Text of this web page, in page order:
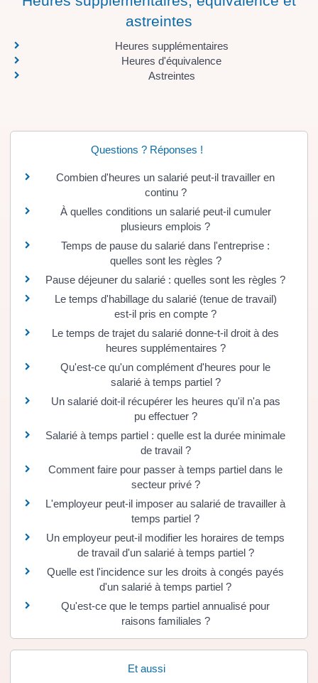
astreintes
Heures supplémentaires
Heures d'équivalence
Astreintes
Questions ? Réponses !
Combien d'heures un salarié peut-il travailler en
continu ?
À quelles conditions un salarié peut-il cumuler
plusieurs emplois ?
Temps de pause du salarié dans l'entreprise :
quelles sont les règles ?
Pause déjeuner du salarié : quelles sont les règles ?
Le temps d'habillage du salarié (tenue de travail)
est-il pris en compte ?
Le temps de trajet du salarié donne-t-il droit à des
heures supplémentaires ?
Qu'est-ce qu'un complément d'heures pour le
salarié à temps partiel ?
Un salarié doit-il récupérer les heures qu'il n'a pas
pu effectuer ?
Salarié à temps partiel : quelle est la durée minimale
de travail ?
Comment faire pour passer à temps partiel dans le
secteur privé ?
L'employeur peut-il imposer au salarié de travailler à
temps partiel ?
Un employeur peut-il modifier les horaires de temps
de travail d'un salarié à temps partiel ?
Quelle est l'incidence sur les droits à congés payés
d'un salarié à temps partiel ?
Qu'est-ce que le temps partiel annualisé pour
raisons familiales ?
Et aussi